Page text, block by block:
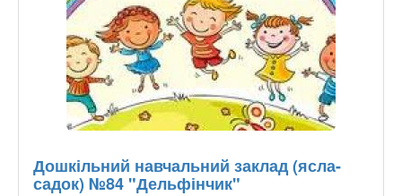
Дошкільний навчальний заклад (ясла-
садок) №84 "Дельфінчик"